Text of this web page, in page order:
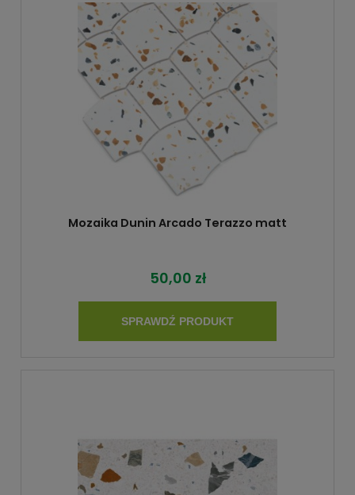
Mozaika Dunin Arcado Terazzo matt
50,00 zł
SPRAWDŹ PRODUKT